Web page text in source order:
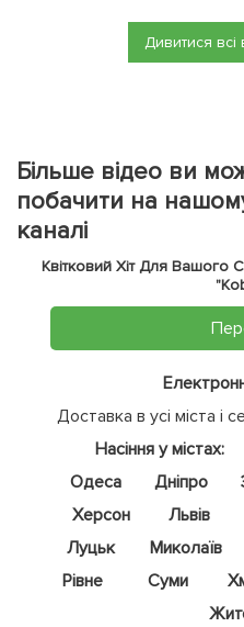
Дивитися всі
Більше відео ви
побачити на
каналі
Квітковий Хіт Для Вашого
Доставка в усі міста і
Насіння у містах:
Одеса
Дніпро
Херсон
Львів
Луцьк
Миколаїв
Рівне
Суми